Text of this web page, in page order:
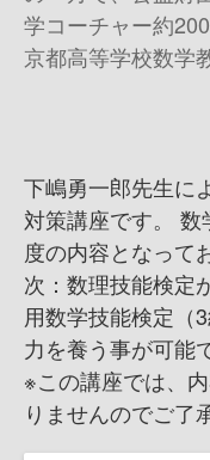
学コーチャー約
京都高等学校数学
下嶋勇一郎先生に
対策講座です。
度の内容となって
次：数理技能検定
用数学技能検定（
力を養う事が可能
※この講座では、
りませんのでご了